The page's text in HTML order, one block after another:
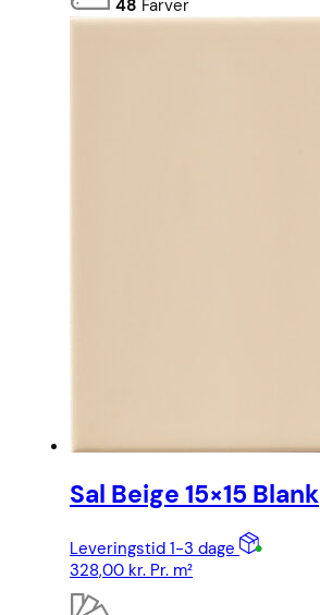
48 Farver
Sal Beige 15×15 Blank
Leveringstid 1-3 dage
328,00 kr. Pr. m²